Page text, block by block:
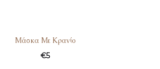
Μάσκα Με Κρανίο
€5